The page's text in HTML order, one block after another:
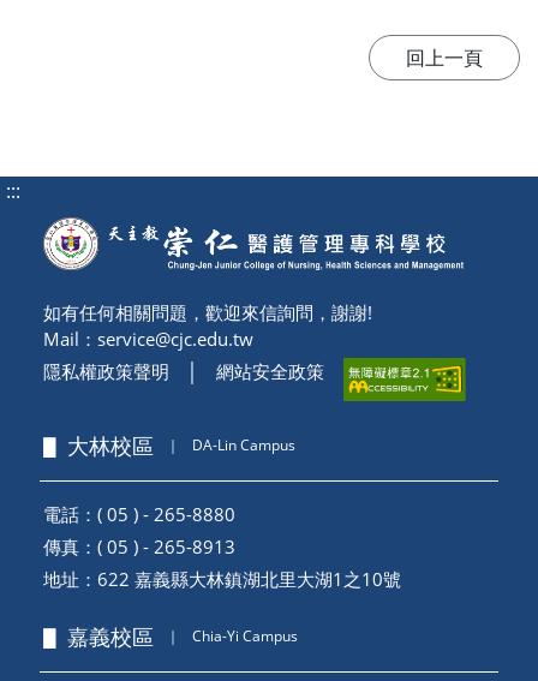
:::
如有任何相關問題，歡迎來信詢問，謝謝!
Mail： service@cjc.edu.tw
隱私權政策聲明
網站安全政策
▋ 大林校區 ｜ DA-Lin Campus
電話：( 05 ) - 265-8880
傳真：( 05 ) - 265-8913
地址： 622 嘉義縣大林鎮湖北里大湖1之10號
▋ 嘉義校區 ｜ Chia-Yi Campus